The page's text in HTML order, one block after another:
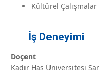
Kültürel Çalışmalar
İş Deneyimi
Doçent
Kadir Has Üniversitesi